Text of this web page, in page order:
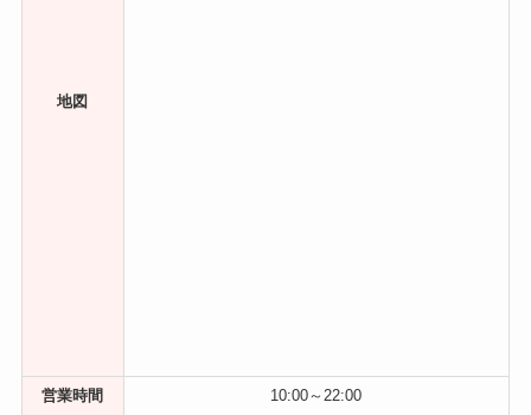
地図
営業時間 10:00～22:00